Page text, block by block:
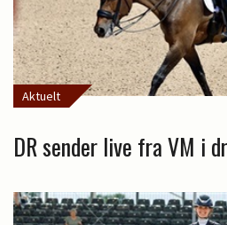
Aktuelt
DR sender live fra VM i